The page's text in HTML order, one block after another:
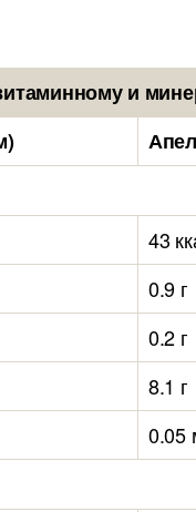
и
43
0.9 г
0.2 г
8.1 г
0.05